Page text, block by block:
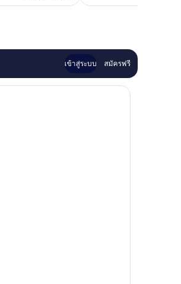
เข้าสู่ระบบ สมัครฟรี